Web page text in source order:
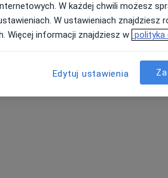
Jutro Ndz, Pon,
10 Sie
online nie jest dostępne
W każdej chwili możesz
W ustawieniach znajdziesz
Więcej informacji znajdziesz w polityka
Edytuj ustawienia